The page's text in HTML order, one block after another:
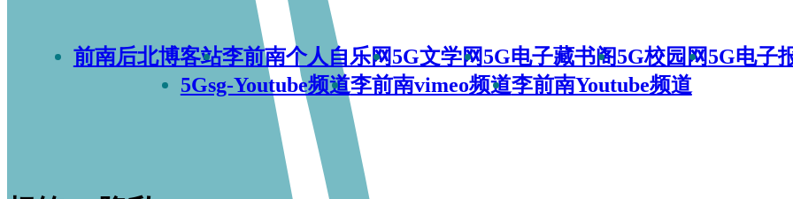
前南后北博客站李前南个人自乐网5G文学网5G电子藏书阁5G校园网5G电子
5Gsg-Youtube频道李前南vimeo频道李前南Youtube频道